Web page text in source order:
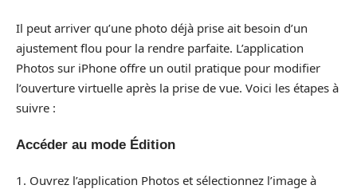
Il peut arriver qu’une photo déjà prise ait besoin d’un
ajustement flou pour la rendre parfaite. L’application
Photos sur iPhone offre un outil pratique pour modifier
l’ouverture virtuelle après la prise de vue. Voici les étapes à
suivre :
Accéder au mode Édition
1. Ouvrez l’application Photos et sélectionnez l’image à